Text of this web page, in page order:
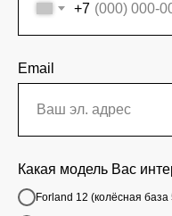
+7
Email
Какая модель Вас
Forland 12 (колёсная